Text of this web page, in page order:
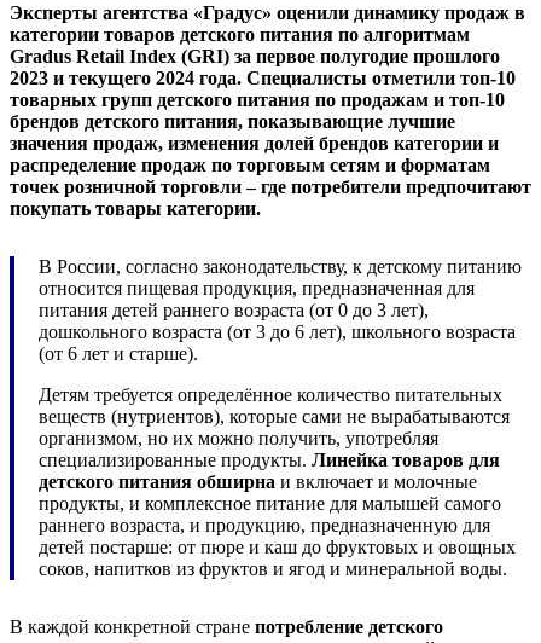
Эксперты агентства «Градус» оценили динамику продаж в
категории товаров детского питания по алгоритмам
Gradus Retail Index (GRI) за первое полугодие прошлого
2023 и текущего 2024 года. Специалисты отметили топ-10
товарных групп детского питания по продажам и топ-10
брендов детского питания, показывающие лучшие
значения продаж, изменения долей брендов категории и
распределение продаж по торговым сетям и форматам
точек розничной торговли – где потребители предпочитают
покупать товары категории.
В России, согласно законодательству, к детскому питанию
относится пищевая продукция, предназначенная для
питания детей раннего возраста (от 0 до 3 лет),
дошкольного возраста (от 3 до 6 лет), школьного возраста
(от 6 лет и старше).
Детям требуется определённое количество питательных
веществ (нутриентов), которые сами не вырабатываются
организмом, но их можно получить, употребляя
специализированные продукты. Линейка товаров для
детского питания обширна и включает и молочные
продукты, и комплексное питание для малышей самого
раннего возраста, и продукцию, предназначенную для
детей постарше: от пюре и каш до фруктовых и овощных
соков, напитков из фруктов и ягод и минеральной воды.
В каждой конкретной стране потребление детского